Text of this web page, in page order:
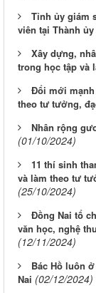
Tỉnh ủy giám
viên tại Thành
Xây dựng,
trong học tập và
Đổi mới mạnh
theo tư tưởng,
Nhân rộng
(01/10/2024)
11 thí sinh
và làm theo tư
(25/10/2024)
Đồng Nai tổ
văn học, nghệ
(12/11/2024)
Bác Hồ luôn
Nai (02/12/2024)